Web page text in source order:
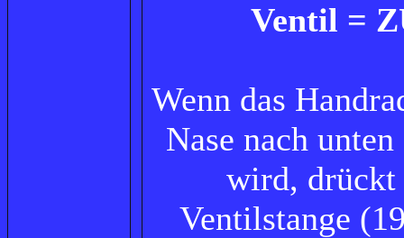
Ventil =
Wenn das
Nase nach
wird, drückt
Ventilstange